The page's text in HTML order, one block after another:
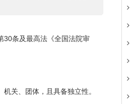
30条及最高法《全国法院审
关、团体，且具备独立性。